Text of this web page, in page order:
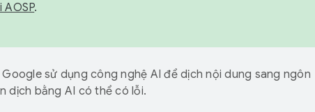
.
Google sử dụng công nghệ AI để dịch nội dung sang ngôn
dịch bằng AI có thể có lỗi.